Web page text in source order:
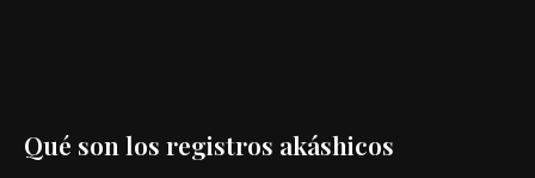
Qué son los registros akáshicos